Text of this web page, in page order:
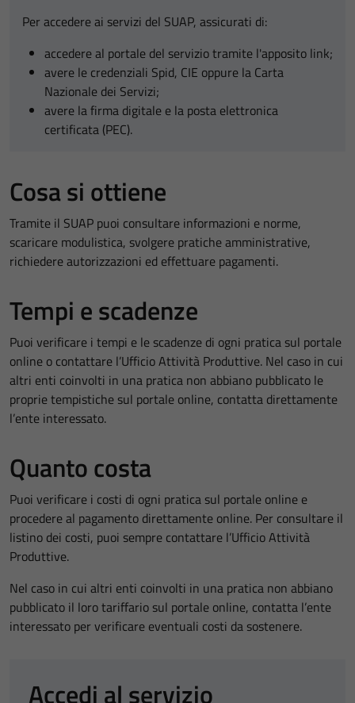
Per accedere ai servizi del SUAP, assicurati di:
accedere al portale del servizio tramite l'apposito link;
avere le credenziali Spid, CIE oppure la Carta
Nazionale dei Servizi;
avere la firma digitale e la posta elettronica
certificata (PEC).
Cosa si ottiene
Tramite il SUAP puoi consultare informazioni e norme,
scaricare modulistica, svolgere pratiche amministrative,
richiedere autorizzazioni ed effettuare pagamenti.
Tempi e scadenze
Puoi verificare i tempi e le scadenze di ogni pratica sul portale
online o contattare l’Ufficio Attività Produttive. Nel caso in cui
altri enti coinvolti in una pratica non abbiano pubblicato le
proprie tempistiche sul portale online, contatta direttamente
l’ente interessato.
Quanto costa
Puoi verificare i costi di ogni pratica sul portale online e
procedere al pagamento direttamente online. Per consultare il
listino dei costi, puoi sempre contattare l’Ufficio Attività
Produttive.
Nel caso in cui altri enti coinvolti in una pratica non abbiano
pubblicato il loro tariffario sul portale online, contatta l’ente
interessato per verificare eventuali costi da sostenere.
Accedi al servizio